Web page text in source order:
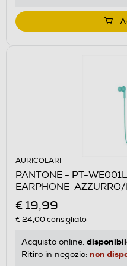
AURICOLARI
PANTONE - PT-
EARPHONE-
€ 19,99
€ 24,00consigliato
Acquisto online:
Ritiro in negozio: non